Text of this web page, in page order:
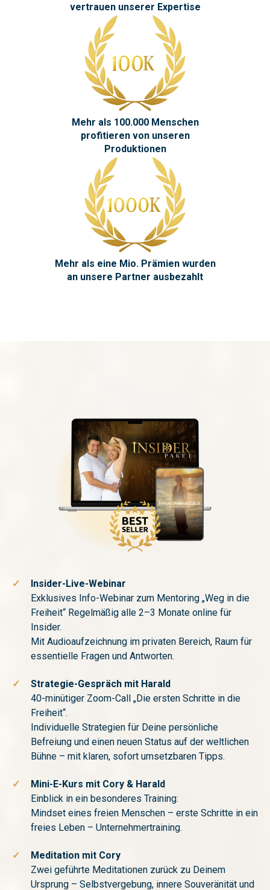
vertrauen unserer Expertise
Mehr als 100.000 Menschen
profitieren von unseren
Produktionen
Mehr als eine Mio. Prämien wurden
an unsere Partner ausbezahlt
✓
Insider-Live-Webinar
Exklusives Info-Webinar zum Mentoring „Weg in die
Freiheit“ Regelmäßig alle 2–3 Monate online für
Insider.
Mit Audioaufzeichnung im privaten Bereich, Raum für
essentielle Fragen und Antworten.
✓
Strategie-Gespräch mit Harald
40-minütiger Zoom-Call „Die ersten Schritte in die
Freiheit“.
Individuelle Strategien für Deine persönliche
Befreiung und einen neuen Status auf der weltlichen
Bühne – mit klaren, sofort umsetzbaren Tipps.
✓
Mini-E-Kurs mit Cory & Harald
Einblick in ein besonderes Training:
Mindset eines freien Menschen – erste Schritte in ein
freies Leben – Unternehmertraining.
✓
Meditation mit Cory
Zwei geführte Meditationen zurück zu Deinem
Ursprung – Selbstvergebung, innere Souveränität und